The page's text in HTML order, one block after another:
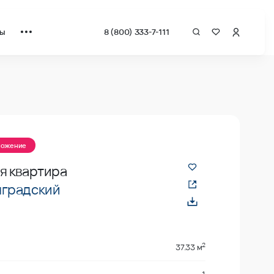
8 (800) 333-7-111
квартира
37.33 м2